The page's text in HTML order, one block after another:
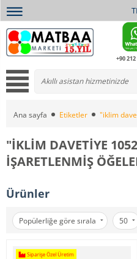
+90
Ana sayfa Etiketler "iklim
"IKLIM DAVETIYE
IŞARETLENMIŞ
Ürünler
Popülerliğe göre sırala 50
Siparişe Özel Üretim